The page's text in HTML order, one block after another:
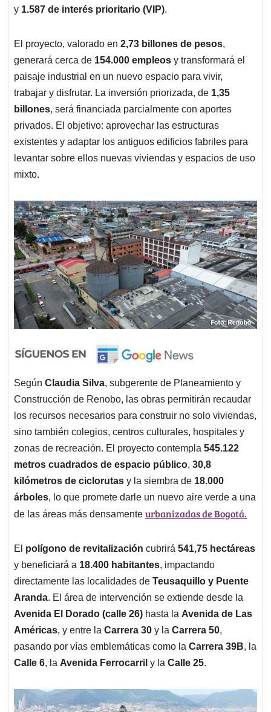
y 1.587 de interés prioritario (VIP).
El proyecto, valorado en 2,73 billones de pesos,
generará cerca de 154.000 empleos y transformará el
paisaje industrial en un nuevo espacio para vivir,
trabajar y disfrutar. La inversión priorizada, de 1,35
billones, será financiada parcialmente con aportes
privados. El objetivo: aprovechar las estructuras
existentes y adaptar los antiguos edificios fabriles para
levantar sobre ellos nuevas viviendas y espacios de uso
mixto.
Según Claudia Silva, subgerente de Planeamiento y
Construcción de Renobo, las obras permitirán recaudar
los recursos necesarios para construir no solo viviendas,
sino también colegios, centros culturales, hospitales y
zonas de recreación. El proyecto contempla 545.122
metros cuadrados de espacio público, 30,8
kilómetros de ciclorutas y la siembra de 18.000
árboles, lo que promete darle un nuevo aire verde a una
de las áreas más densamente urbanizadas de Bogotá.
El polígono de revitalización cubrirá 541,75 hectáreas
y beneficiará a 18.400 habitantes, impactando
directamente las localidades de Teusaquillo y Puente
Aranda. El área de intervención se extiende desde la
Avenida El Dorado (calle 26) hasta la Avenida de Las
Américas, y entre la Carrera 30 y la Carrera 50,
pasando por vías emblemáticas como la Carrera 39B, la
Calle 6, la Avenida Ferrocarril y la Calle 25.